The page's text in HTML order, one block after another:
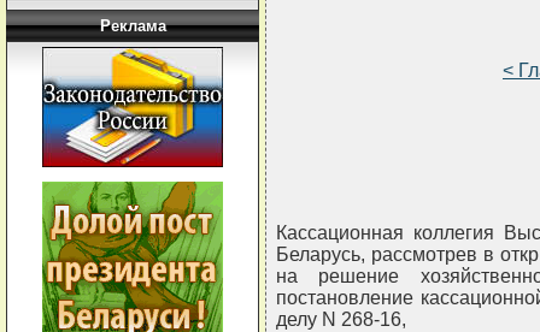
Реклама
<
Кассационная коллегия
Беларусь, рассмотрев в
на решение
постановление
делу N 268-16,